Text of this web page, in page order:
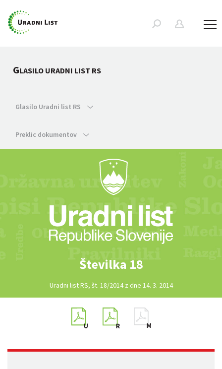
GLASILO URADNI LIST RS
Glasilo Uradni list RS
Preklic dokumentov
Številka 18
Uradni list RS, št. 18/2014 z dne 14. 3. 2014